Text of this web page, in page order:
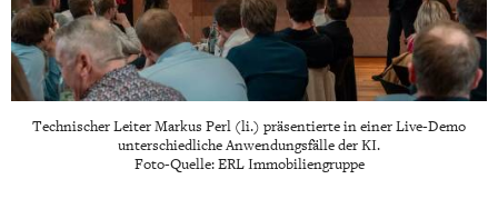
Technischer Leiter Markus Perl (li.) präsentierte in einer Live-Demo
unterschiedliche Anwendungsfälle der KI.
Foto-Quelle: ERL Immobiliengruppe